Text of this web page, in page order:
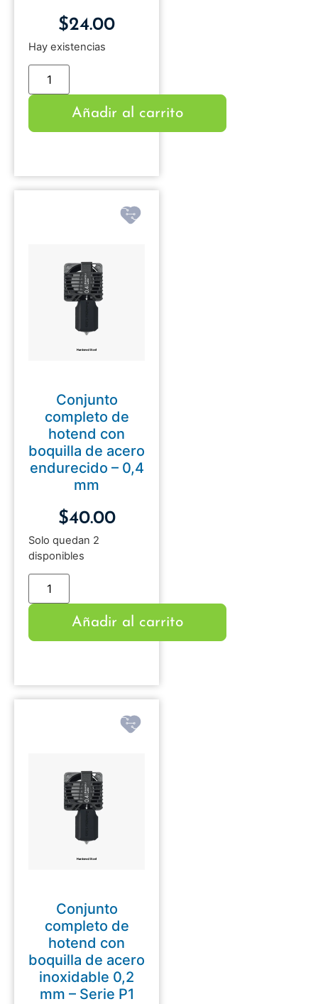
$24.00
Hay existencias
Añadir al carrito
Conjunto
completo de
hotend con
boquilla de acero
endurecido – 0,4
mm
$40.00
Solo quedan 2
disponibles
Añadir al carrito
Conjunto
completo de
hotend con
boquilla de acero
inoxidable 0,2
mm – Serie P1